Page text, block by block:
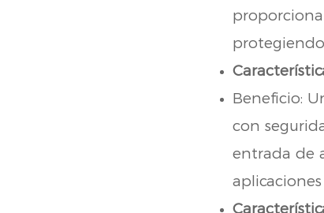
Beneficio:
con
entrada de